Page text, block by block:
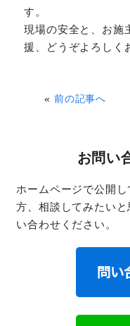
す。
現場の安全と、お施
援、どうぞよろし
«前の記事へ
お問い
ホームページで公開
方、相談してみたい
い合わせください。